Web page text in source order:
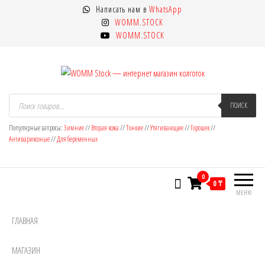
Написать нам в WhatsApp
WOMM.STOCK
WOMM.STOCK
WOMM Stock — интернет магазин
колготок
Колготки MANZI, Naja Street тонкие,
фантазийные, чулки, лосины
Поиск
товаров ПОИСК
Популярные запросы:Зимние//Вторая кожа//Тонкие//Утягивающие//Горошек//
Антиварикозные//Для беременных
МЕНЮ
0
0 ₸
ГЛАВНАЯ
МАГАЗИН